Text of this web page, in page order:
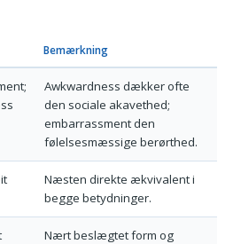
Bemærkning
Awkwardness dækker ofte
den sociale akavethed;
embarrassment den
følelsesmæssige berørthed.
Næsten direkte ækvivalent i
begge betydninger.
Nært beslægtet form og